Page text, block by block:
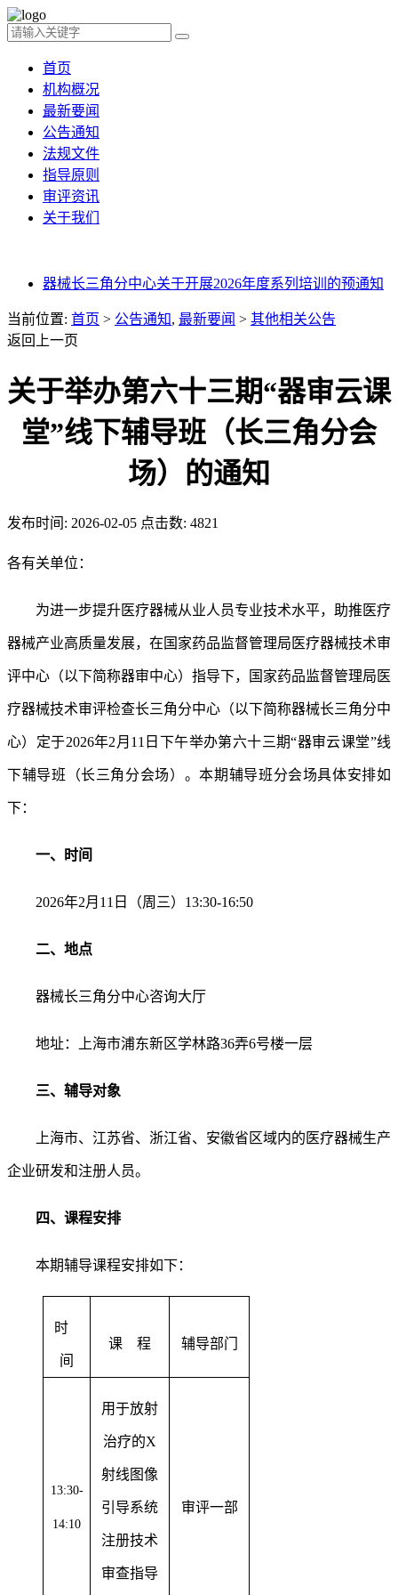
首页
机构概况
最新要闻
公告通知
法规文件
指导原则
审评资讯
关于我们
器械长三角分中心关于开展2026年度系列培训的预通知
当前位置: 首页 > 公告通知, 最新要闻 > 其他相关公告
返回上一页
关于举办第六十三期“器审云课
堂”线下辅导班（长三角分会
场）的通知
发布时间: 2026-02-05 点击数: 4821
各有关单位：
为进一步提升医疗器械从业人员专业技术水平，助推医疗
器械产业高质量发展，在国家药品监督管理局医疗器械技术审
评中心（以下简称器审中心）指导下，国家药品监督管理局医
疗器械技术审评检查长三角分中心（以下简称器械长三角分中
心）定于2026年2月11日下午举办第六十三期“器审云课堂”线
下辅导班（长三角分会场）。本期辅导班分会场具体安排如
下：
一、时间
2026年2月11日（周三）13:30-16:50
二、地点
器械长三角分中心咨询大厅
地址：上海市浦东新区学林路36弄6号楼一层
三、辅导对象
上海市、江苏省、浙江省、安徽省区域内的医疗器械生产
企业研发和注册人员。
四、课程安排
本期辅导课程安排如下：
时
间
课 程 辅导部门
13:30-
14:10
用于放射
治疗的X
射线图像
引导系统
注册技术
审查指导
审评一部